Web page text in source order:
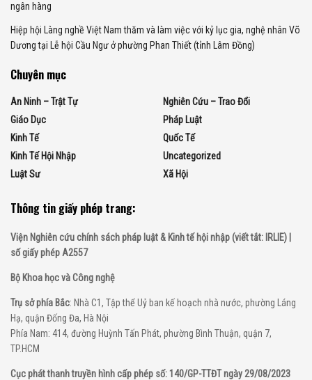
ngân hàng
Hiệp hội Làng nghề Việt Nam thăm và làm việc với kỷ lục gia, nghệ nhân Võ
Dương tại Lễ hội Cầu Ngư ở phường Phan Thiết (tỉnh Lâm Đồng)
Chuyên mục
An Ninh – Trật Tự
Giáo Dục
Kinh Tế
Kinh Tế Hội Nhập
Luật Sư
Nghiên Cứu – Trao Đổi
Pháp Luật
Quốc Tế
Uncategorized
Xã Hội
Thông tin giấy phép trang:
Viện Nghiên cứu chính sách pháp luật & Kinh tế hội nhập (viết tắt: IRLIE) |
số giấy phép A2557
Bộ Khoa học và Công nghệ
Trụ sở phía Bắc: Nhà C1, Tập thể Uỷ ban kế hoạch nhà nước, phường Láng
Hạ, quận Đống Đa, Hà Nội
Phía Nam: 414, đường Huỳnh Tấn Phát, phường Bình Thuận, quận 7,
TP.HCM
Cục phát thanh truyền hình cấp phép số: 140/GP-TTĐT ngày 29/08/2023